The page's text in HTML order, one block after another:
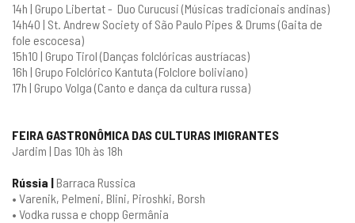
14h | Grupo Libertat - Duo Curucusi (Músicas tradicionais andinas)
14h40 | St. Andrew Society of São Paulo Pipes & Drums (Gaita de
fole escocesa)
15h10 | Grupo Tirol (Danças folclóricas austríacas)
16h | Grupo Folclórico Kantuta (Folclore boliviano)
17h | Grupo Volga (Canto e dança da cultura russa)
FEIRA GASTRONÔMICA DAS CULTURAS IMIGRANTES
Jardim | Das 10h às 18h
Rússia | Barraca Russica
• Varenik, Pelmeni, Blini, Piroshki, Borsh
• Vodka russa e chopp Germânia